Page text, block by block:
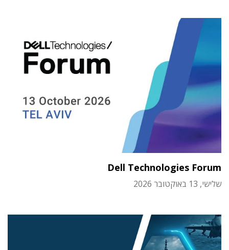
Dell Technologies Forum
שלישי, 13 באוקטובר 2026